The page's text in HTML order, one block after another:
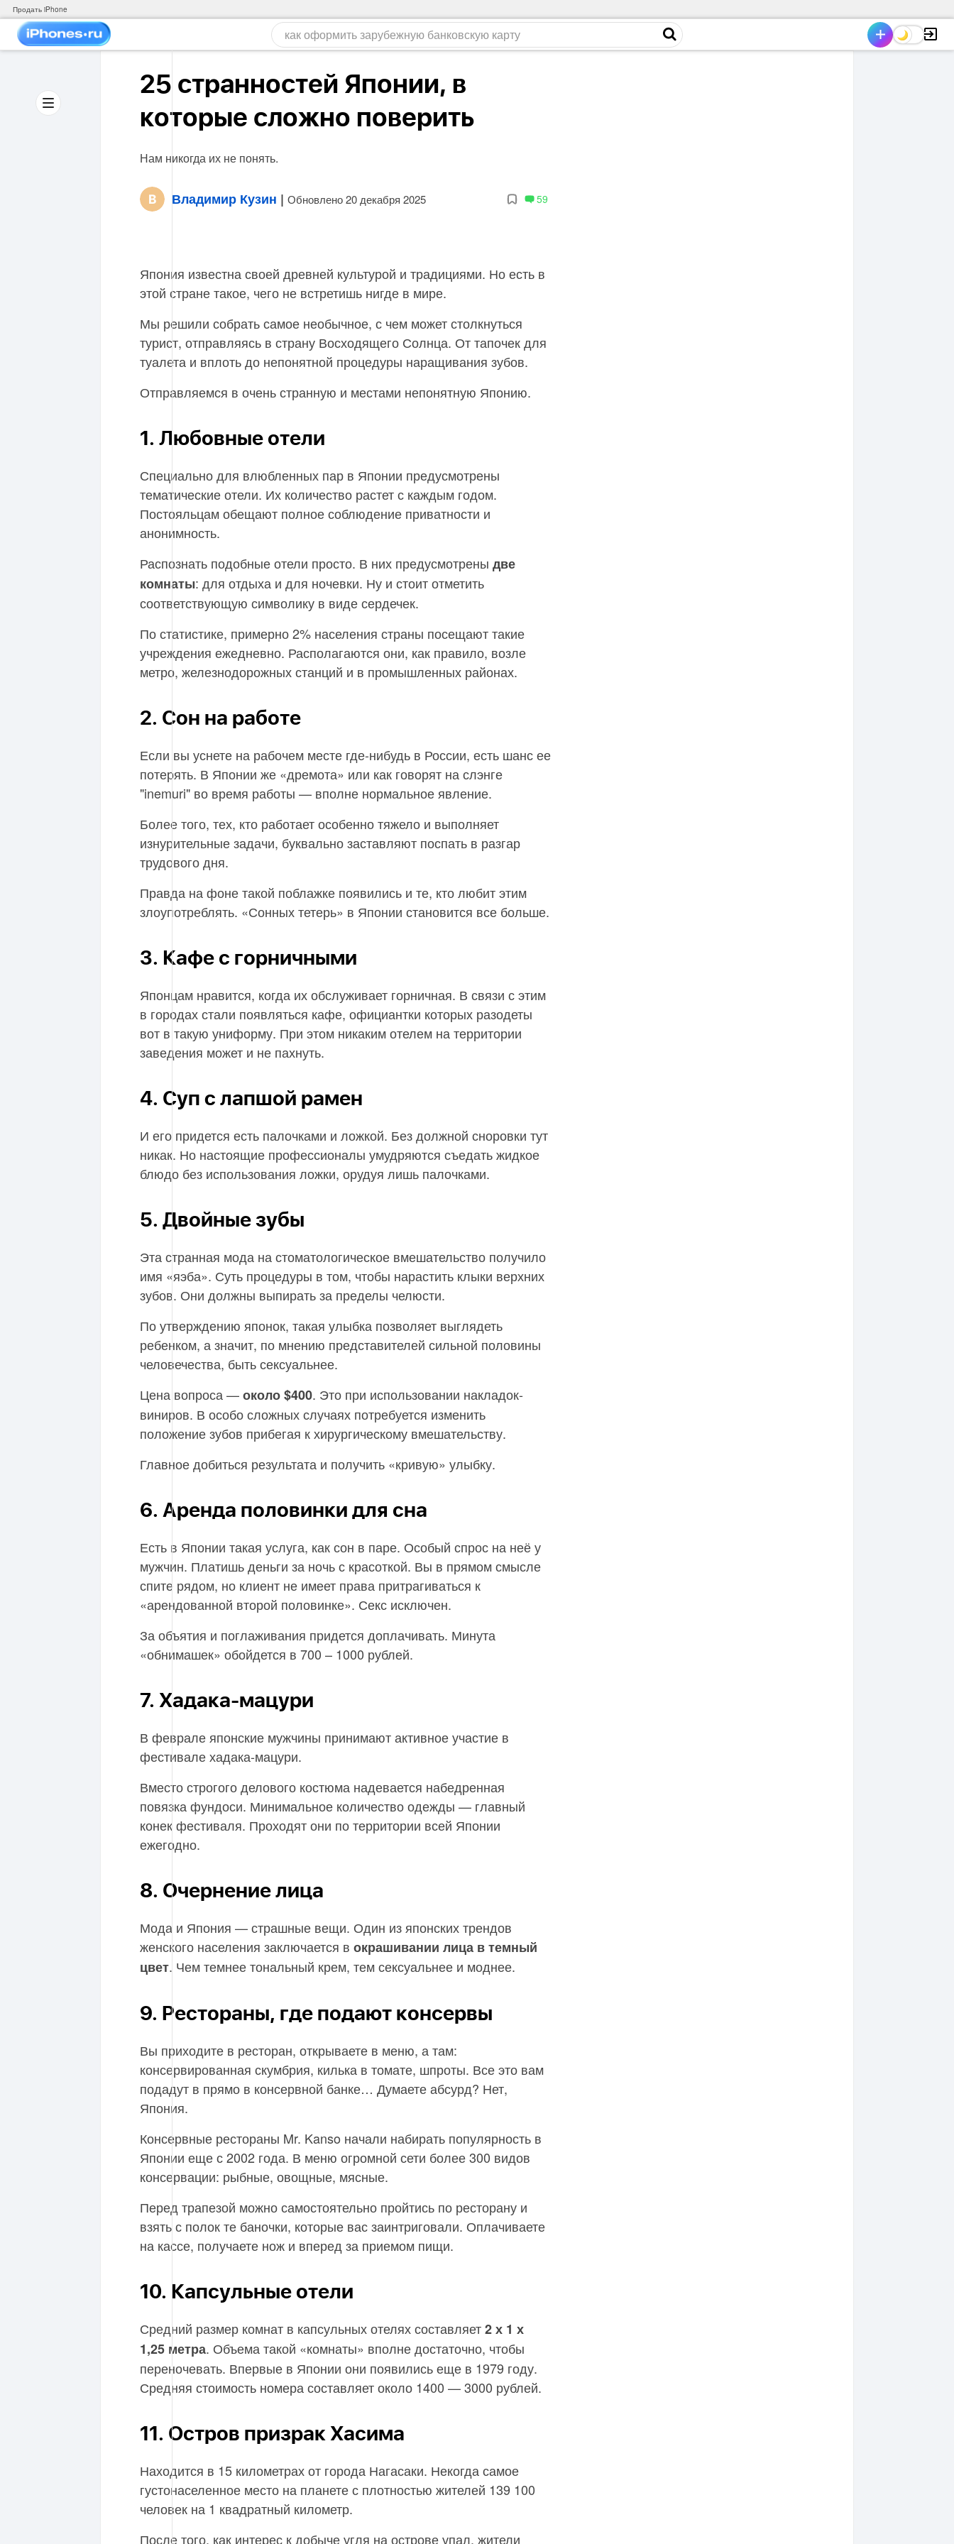
Продать iPhone
25 странностей Японии, в
которые сложно поверить
Нам никогда их не понять.
Владимир Кузин | Обновлено 20 декабря 2025 59
Япония известна своей древней культурой и традициями. Но есть в
этой стране такое, чего не встретишь нигде в мире.
Мы решили собрать самое необычное, с чем может столкнуться
турист, отправляясь в страну Восходящего Солнца. От тапочек для
туалета и вплоть до непонятной процедуры наращивания зубов.
Отправляемся в очень странную и местами непонятную Японию.
1. Любовные отели
Специально для влюбленных пар в Японии предусмотрены
тематические отели. Их количество растет с каждым годом.
Постояльцам обещают полное соблюдение приватности и
анонимность.
Распознать подобные отели просто. В них предусмотрены две
комнаты: для отдыха и для ночевки. Ну и стоит отметить
соответствующую символику в виде сердечек.
По статистике, примерно 2% населения страны посещают такие
учреждения ежедневно. Располагаются они, как правило, возле
метро, железнодорожных станций и в промышленных районах.
2. Сон на работе
Если вы уснете на рабочем месте где-нибудь в России, есть шанс ее
потерять. В Японии же «дремота» или как говорят на слэнге
"inemuri" во время работы — вполне нормальное явление.
Более того, тех, кто работает особенно тяжело и выполняет
изнурительные задачи, буквально заставляют поспать в разгар
трудового дня.
Правда на фоне такой поблажке появились и те, кто любит этим
злоупотреблять. «Сонных тетерь» в Японии становится все больше.
3. Кафе с горничными
Японцам нравится, когда их обслуживает горничная. В связи с этим
в городах стали появляться кафе, официантки которых разодеты
вот в такую униформу. При этом никаким отелем на территории
заведения может и не пахнуть.
4. Суп c лапшой рамен
И его придется есть палочками и ложкой. Без должной сноровки тут
никак. Но настоящие профессионалы умудряются съедать жидкое
блюдо без использования ложки, орудуя лишь палочками.
5. Двойные зубы
Эта странная мода на стоматологическое вмешательство получило
имя «яэба». Суть процедуры в том, чтобы нарастить клыки верхних
зубов. Они должны выпирать за пределы челюсти.
По утверждению японок, такая улыбка позволяет выглядеть
ребенком, а значит, по мнению представителей сильной половины
человечества, быть сексуальнее.
Цена вопроса —около $400. Это при использовании накладок-
виниров. В особо сложных случаях потребуется изменить
положение зубов прибегая к хирургическому вмешательству.
Главное добиться результата и получить «кривую» улыбку.
6. Аренда половинки для сна
Есть в Японии такая услуга, как сон в паре. Особый спрос на неё у
мужчин. Платишь деньги за ночь с красоткой. Вы в прямом смысле
спите рядом, но клиент не имеет права притрагиваться к
«арендованной второй половинке». Секс исключен.
За объятия и поглаживания придется доплачивать. Минута
«обнимашек» обойдется в 700 – 1000 рублей.
7. Хадака-мацури
В феврале японские мужчины принимают активное участие в
фестивале хадака-мацури.
Вместо строгого делового костюма надевается набедренная
повязка фундоси. Минимальное количество одежды — главный
конек фестиваля. Проходят они по территории всей Японии
ежегодно.
8. Очернение лица
Мода и Япония — страшные вещи. Один из японских трендов
женского населения заключается в окрашивании лица в темный
цвет. Чем темнее тональный крем, тем сексуальнее и моднее.
9. Рестораны, где подают консервы
Вы приходите в ресторан, открываете в меню, а там:
консервированная скумбрия, килька в томате, шпроты. Все это вам
подадут в прямо в консервной банке… Думаете абсурд? Нет,
Япония.
Консервные рестораны Mr. Kanso начали набирать популярность в
Японии еще с 2002 года. В меню огромной сети более 300 видов
консервации: рыбные, овощные, мясные.
Перед трапезой можно самостоятельно пройтись по ресторану и
взять с полок те баночки, которые вас заинтриговали. Оплачиваете
на кассе, получаете нож и вперед за приемом пищи.
10. Капсульные отели
Средний размер комнат в капсульных отелях составляет2 х 1 х
1,25 метра. Объема такой «комнаты» вполне достаточно, чтобы
переночевать. Впервые в Японии они появились еще в 1979 году.
Средняя стоимость номера составляет около 1400 — 3000 рублей.
11. Остров призрак Хасима
Находится в 15 километрах от города Нагасаки. Некогда самое
густонаселенное место на планете с плотностью жителей 139 100
человек на 1 квадратный километр.
После того, как интерес к добыче угля на острове упал, жители